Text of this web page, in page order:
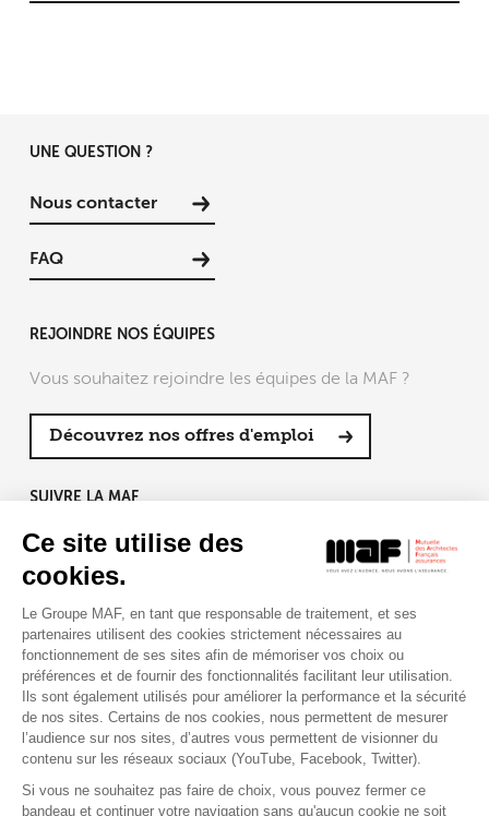
Ce site utilise des
cookies.
Le Groupe MAF, en tant que responsable de traitement, et ses
partenaires utilisent des cookies strictement nécessaires au
fonctionnement de ses sites afin de mémoriser vos choix ou
préférences et de fournir des fonctionnalités facilitant leur utilisation.
Ils sont également utilisés pour améliorer la performance et la sécurité
de nos sites. Certains de nos cookies, nous permettent de mesurer
l’audience sur nos sites, d’autres vous permettent de visionner du
contenu sur les réseaux sociaux (YouTube, Facebook, Twitter).
Si vous ne souhaitez pas faire de choix, vous pouvez fermer ce
bandeau et continuer votre navigation sans qu'aucun cookie ne soit
UNE QUESTION ?
Nous contacter
FAQ
REJOINDRE NOS ÉQUIPES
Vous souhaitez rejoindre les équipes de la MAF ?
Découvrez nos offres d'emploi
SUIVRE LA MAF
RETROUVEZ-NOUS SUR :